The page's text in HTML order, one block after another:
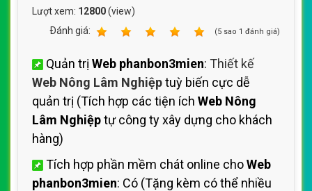
Lượt xem: 12800(view)
Ðánh giá:
(5 sao 1 đánh giá)
Quản trị Web phanbon3mien: Thiết kế
Web Nông Lâm Nghiệptuỳ biến cực dễ
quản trị (Tích hợp các tiện ích Web Nông
Lâm Nghiệptự công ty xây dựng cho khách
hàng)
Tích hợp phần mềm chát online choWeb
phanbon3mien: Có (Tặng kèm có thể nhiều